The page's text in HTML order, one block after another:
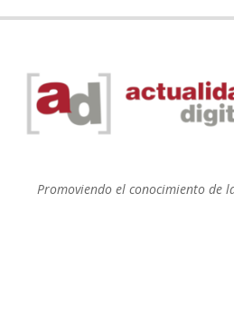
Promoviendo el conocimiento de